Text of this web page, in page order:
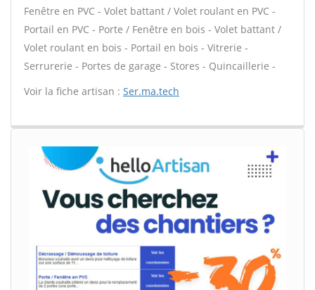
Fenêtre en PVC - Volet battant / Volet roulant en PVC -
Portail en PVC - Porte / Fenêtre en bois - Volet battant /
Volet roulant en bois - Portail en bois - Vitrerie -
Serrurerie - Portes de garage - Stores - Quincaillerie -
Voir la fiche artisan : Ser.ma.tech